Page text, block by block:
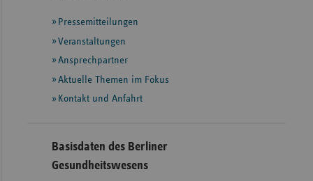
weiteren
Informationen
Pressemitteilungen
Veranstaltungen
Ansprechpartner
Aktuelle Themen im Fokus
Kontakt und Anfahrt
Basisdaten des Berliner
Gesundheitswesens